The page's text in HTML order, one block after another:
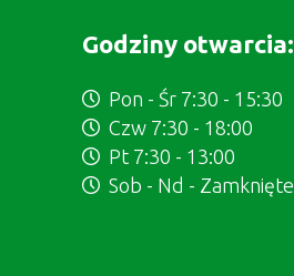
Godziny otwarcia:
Pon - Śr 7:30 - 15:30
Czw 7:30 - 18:00
Pt 7:30 - 13:00
Sob - Nd - Zamknięte